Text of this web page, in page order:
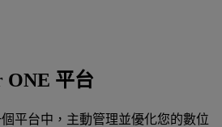
ONE 平台
平台中，主動管理並優化您的數位